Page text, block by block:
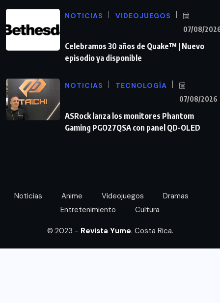
NOTICIAS VIDEOJUEGOS
07/08/
Celebramos 30 años de Quake™ | Nuevo
episodio ya disponible
NOTICIAS TECNOLOGÍA
07/08/2026
ASRock lanza los monitores Phantom
Gaming PGO27QSA con panel QD-OLED
Noticias Anime Videojuegos
Dramas
Entretenimiento
Cultura
© 2023 - Revista Yume. Costa Rica.